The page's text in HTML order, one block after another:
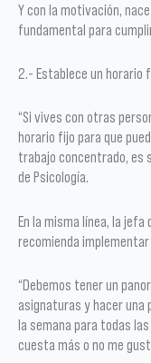
Y con la motivación,
fundamental para
2.- Establece un horario
“Si vives con otras
horario fijo para que
trabajo concentrado, es
de Psicología.
En la misma línea, la jefa
recomienda
“Debemos tener un
asignaturas y hacer una
la semana para todas
cuesta más o no me